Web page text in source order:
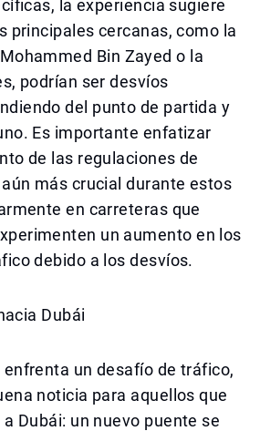
la experiencia sugiere
principales cercanas, como la
Bin Zayed o la
podrían ser desvíos
del punto de partida y
Es importante enfatizar
de las regulaciones de
más crucial durante estos
en carreteras que
un aumento en los
debido a los desvíos.
Dubái
un desafío de tráfico,
noticia para aquellos que
Dubái: un nuevo puente se